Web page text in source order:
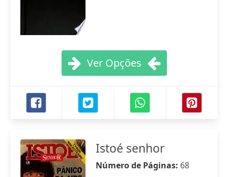
Ver Opções
Istoé senhor
Número de Páginas: 68